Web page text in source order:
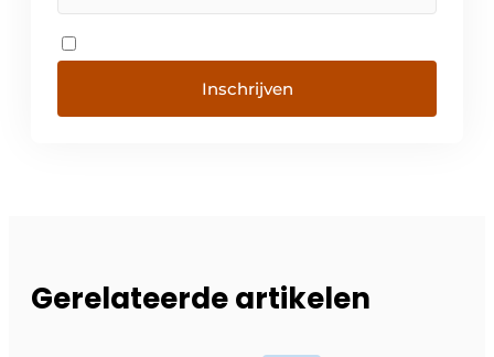
Inschrijven
Gerelateerde artikelen